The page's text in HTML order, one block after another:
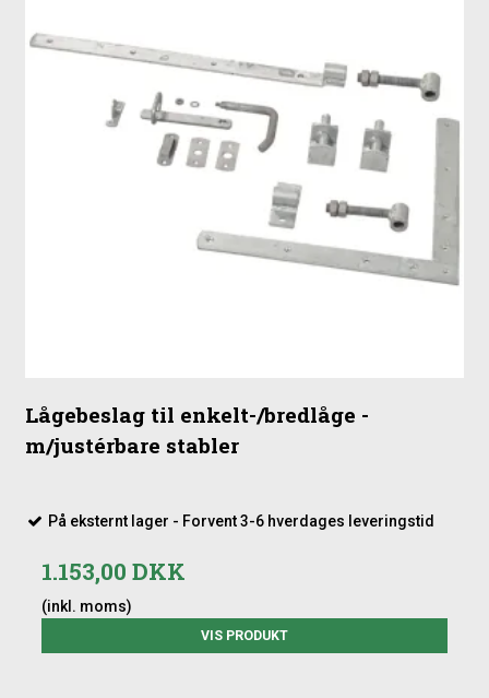
Lågebeslag til enkelt-/bredlåge -
m/justérbare stabler
På eksternt lager - Forvent 3-6 hverdages leveringstid
1.153,00 DKK
(inkl. moms)
VIS PRODUKT